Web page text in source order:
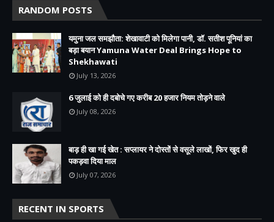
RANDOM POSTS
यमुना जल समझौता: शेखावाटी को मिलेगा पानी, डॉ. सतीश पूनियां का
बड़ा बयान Yamuna Water Deal Brings Hope to
Shekhawati
July 13, 2026
6 जुलाई को ही दबोचे गए करीब 20 हजार नियम तोड़ने वाले
July 08, 2026
बाड़ ही खा गई खेत : सप्लायर ने दोस्तों से वसूले लाखों, फिर खुद ही
पकड़वा दिया माल
July 07, 2026
RECENT IN SPORTS